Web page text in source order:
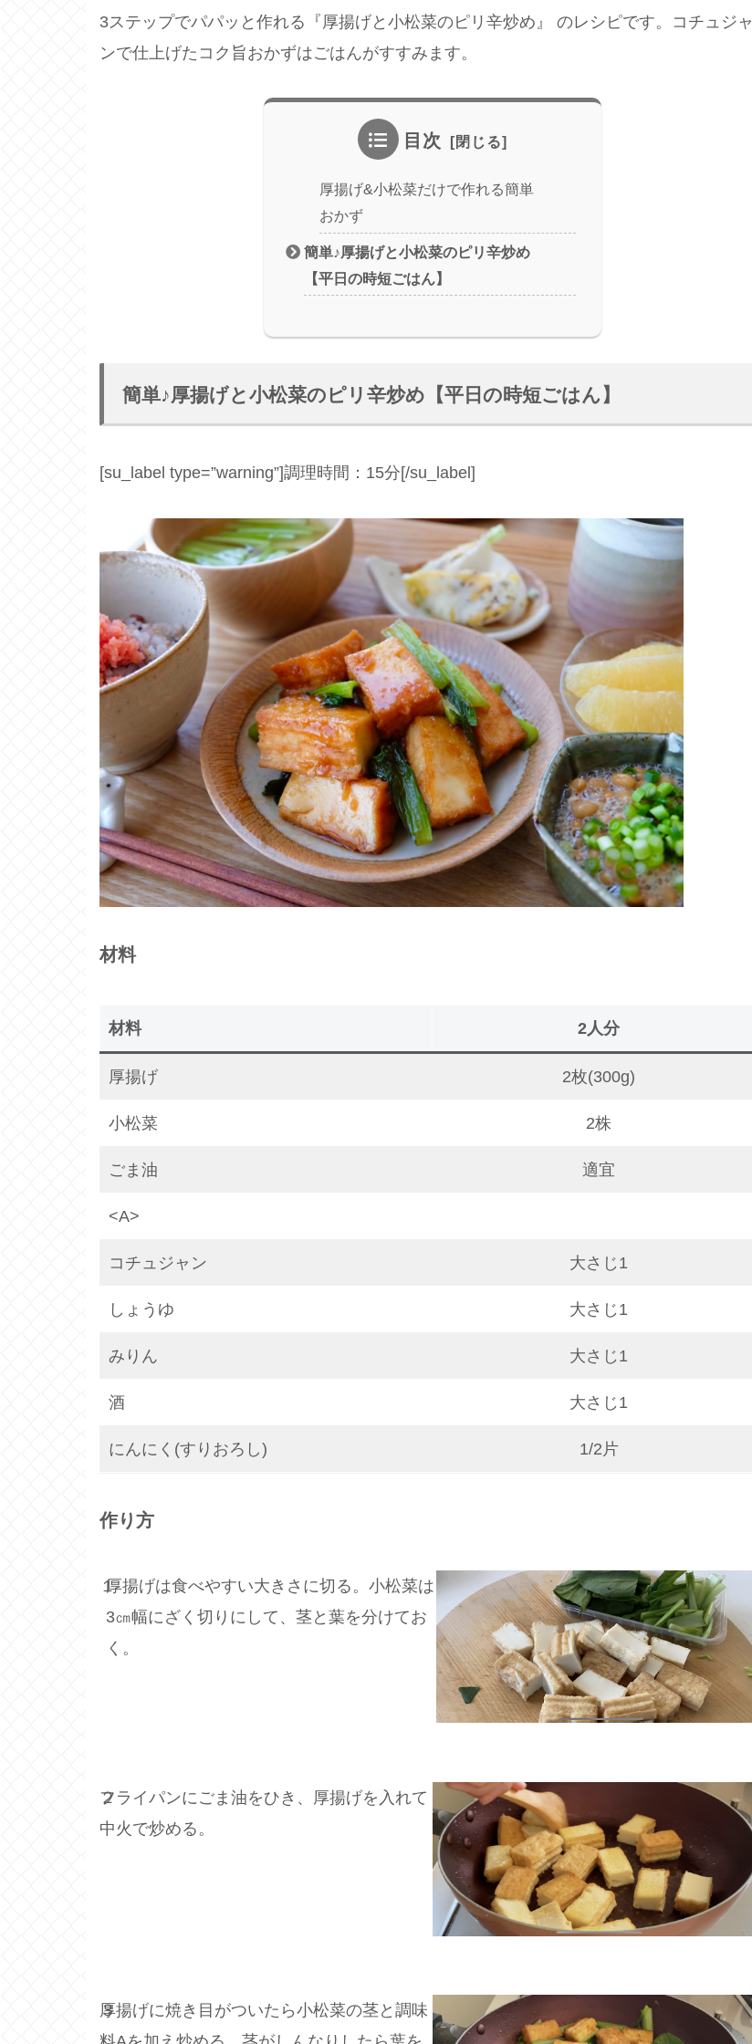
3ステップでパパッと作れる『厚揚げと小松菜のピリ辛炒め』 のレシピです。コチュジャ
ンで仕上げたコク旨おかずはごはんがすすみます。
目次
厚揚げ&小松菜だけで作れる簡単
おかず
簡単♪厚揚げと小松菜のピリ辛炒め
【平日の時短ごはん】
簡単♪厚揚げと小松菜のピリ辛炒め【平日の時短ごはん】
[su_label type=”warning”]調理時間：15分[/su_label]
材料
材料 2人分
厚揚げ 2枚(300g)
小松菜 2株
ごま油 適宜
<A>
コチュジャン 大さじ1
しょうゆ 大さじ1
みりん 大さじ1
酒 大さじ1
にんにく(すりおろし) 1/2片
作り方
１
厚揚げは食べやすい大きさに切る。小松菜は
3㎝幅にざく切りにして、茎と葉を分けてお
く。
２
フライパンにごま油をひき、厚揚げを入れて
中火で炒める。
３
厚揚げに焼き目がついたら小松菜の茎と調味